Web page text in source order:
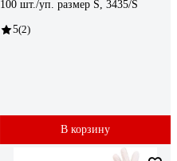
100 шт./уп. размер S, 3435/S
5(2)
В корзину